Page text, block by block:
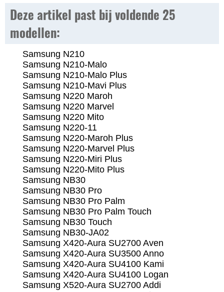
Deze artikel past bij voldende 25
modellen:
Samsung N210
Samsung N210-Malo
Samsung N210-Malo Plus
Samsung N210-Mavi Plus
Samsung N220 Maroh
Samsung N220 Marvel
Samsung N220 Mito
Samsung N220-11
Samsung N220-Maroh Plus
Samsung N220-Marvel Plus
Samsung N220-Miri Plus
Samsung N220-Mito Plus
Samsung NB30
Samsung NB30 Pro
Samsung NB30 Pro Palm
Samsung NB30 Pro Palm Touch
Samsung NB30 Touch
Samsung NB30-JA02
Samsung X420-Aura SU2700 Aven
Samsung X420-Aura SU3500 Anno
Samsung X420-Aura SU4100 Kami
Samsung X420-Aura SU4100 Logan
Samsung X520-Aura SU2700 Addi